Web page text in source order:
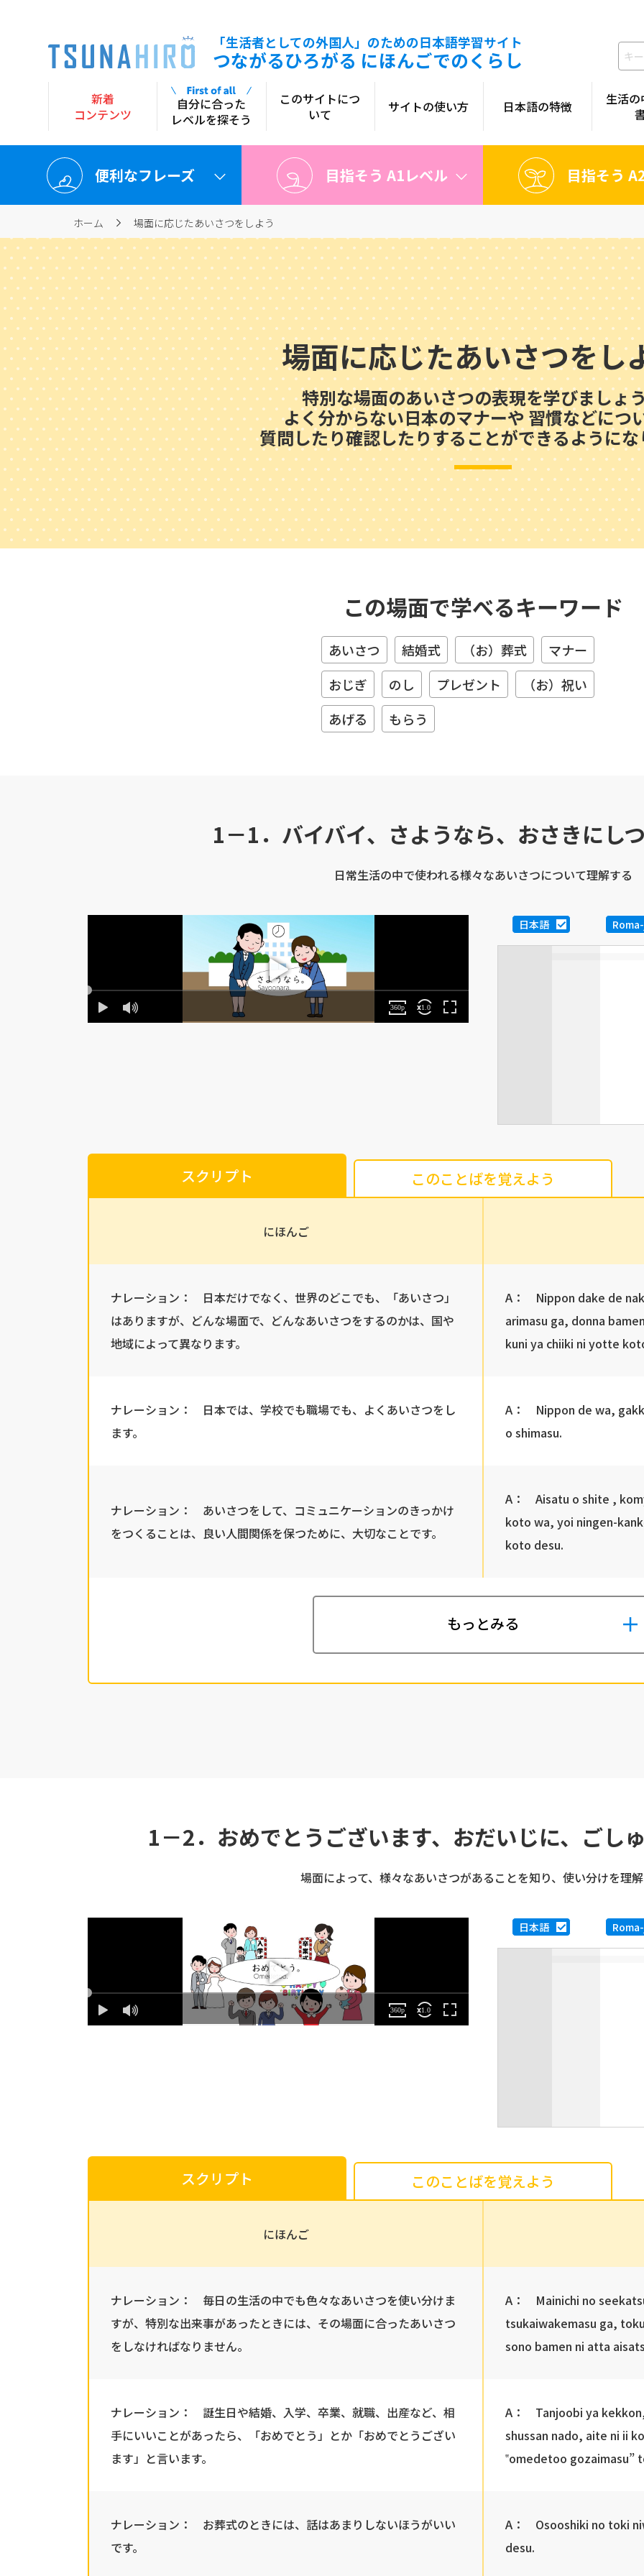
siteTtl「生活者としての外国人」のための日本語学習サイト
つながるひろがる にほんごでのくらし
新着
コンテンツ
自分に合った
レベルを探そう
このサイトにつ
いて
サイトの使い方 日本語の特徴
生活
便利なフレーズ 目指そう A1レベル 目指そう
ホーム 場面に応じたあいさつをしよう
場面に応じたあいさつをし
特別な場面のあいさつの表現を学びましょ
よく分からない日本のマナーや 習慣などにつ
質問したり確認したりすることができるようにな
この場面で学べるキーワード
あいさつ 結婚式 （お）葬式
マナー
おじぎ
のし プレゼント
（お）祝い
あげる
もらう
1－1．バイバイ、さようなら、おさきにし
日常生活の中で使われる様々なあいさつについて理解する
日本語
スクリプト このことばを覚えよう
にほんご
ナレーション： 日本だけでなく、世界のどこでも、「あいさつ」
はありますが、どんな場面で、どんなあいさつをするのかは、国や
地域によって異なります。
A： Nippon dake de
arimasu ga, donna
kuni ya chiiki ni yotte
ナレーション： 日本では、学校でも職場でも、よくあいさつをし
ます。
A： Nippon de wa,
o shimasu.
ナレーション： あいさつをして、コミュニケーションのきっかけ
をつくることは、良い人間関係を保つために、大切なことです。
A： Aisatu o shite ,
koto wa, yoi ningen-
koto desu.
もっとみる
1－2．おめでとうございます、おだいじに、ごし
場面によって、様々なあいさつがあることを知り、使い分けを理
日本語
スクリプト このことばを覚えよう
にほんご
ナレーション： 毎日の生活の中でも色々なあいさつを使い分けま
すが、特別な出来事があったときには、その場面に合ったあいさつ
をしなければなりません。
A： Mainichi no
tsukaiwakemasu ga,
sono bamen ni atta
ナレーション： 誕生日や結婚、入学、卒業、就職、出産など、相
手にいいことがあったら、「おめでとう」とか「おめでとうござい
ます」と言います。
A： Tanjoobi ya
shussan nado, aite ni ii
‟omedetoo gozaimasu”
ナレーション： お葬式のときには、話はあまりしないほうがいい
です。
A： Osooshiki no toki
desu.